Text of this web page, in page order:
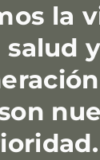
la
salud